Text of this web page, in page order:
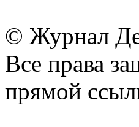
© Журнал
Все права
прямой